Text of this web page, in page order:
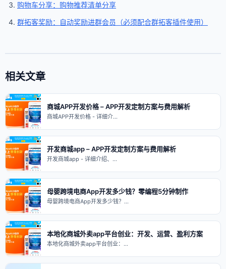
购物车分享：购物推荐清单分享
群拓客奖励：自动奖励进群会员（必须配合群拓客插件使用）
相关文章
商城APP开发价格 – APP开发定制方案与费用解析
商城APP开发价格 - 详细介…
开发商城app – APP开发定制方案与费用解析
开发商城app - 详细介绍、…
母婴跨境电商App开发多少钱？零编程5分钟制作
母婴跨境电商App开发多少钱？…
本地化商城外卖app平台创业：开发、运营、盈利方案
本地化商城外卖app平台创业：…